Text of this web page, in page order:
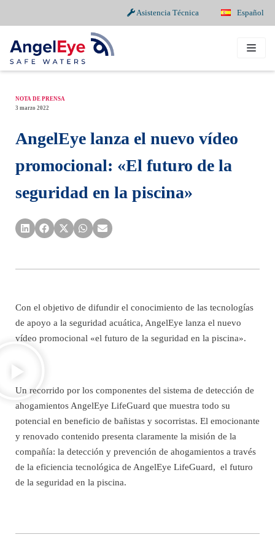
Asistencia Técnica Español
al
contenido
NOTA DE PRENSA
3 marzo 2022
AngelEye lanza el nuevo vídeo
promocional: «El futuro de la
seguridad en la piscina»
Con el objetivo de difundir el conocimiento de las tecnologías
de apoyo a la seguridad acuática, AngelEye lanza el nuevo
vídeo promocional «el futuro de la seguridad en la piscina».
Un recorrido por los componentes del sistema de detección de
ahogamientos AngelEye LifeGuard que muestra todo su
potencial en beneficio de bañistas y socorristas. El emocionante
y renovado contenido presenta claramente la misión de la
compañía: la detección y prevención de ahogamientos a través
de la eficiencia tecnológica de AngelEye LifeGuard, el futuro
de la seguridad en la piscina.